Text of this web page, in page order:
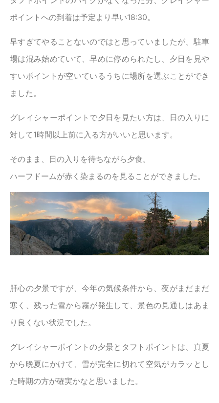
ポイントへの到着は予定より早い18:30。
早すぎてやることないのではと思っていましたが、駐車
場は混み始めていて、早めに停められたし、夕日を見や
すいポイントが空いているうちに場所を選ぶことができ
ました。
グレイシャーポイントで夕日を見たい方は、日の入りに
対して1時間以上前に入る方がいいと思います。
そのまま、日の入りを待ちながら夕食。
ハーフドームが赤く染まるのを見ることができました。
肝心の夕景ですが、今年の気候条件から、夜がまだまだ
寒く、残った雪から霧が発生して、景色の見通しはあま
り良くない状況でした。
グレイシャーポイントの夕景とタフトポイントは、真夏
から晩夏にかけて、雪が完全に切れて空気がカラッとし
た時期の方が確実かなと思いました。